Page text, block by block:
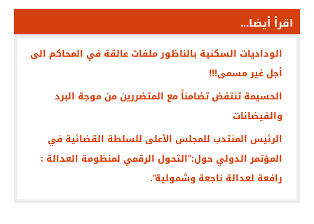
اقرأ أيضا...
الوداديات السكنية بالناظور ملفات عالقة في المحاكم الى
أجل غير مسمى!!!
الحسيمة تنتفض تضامناً مع المتضررين من موجة البرد
والفيضانات
الرئيس المنتدب للمجلس الأعلى للسلطة القضائية في
المؤتمر الدولي حول:”التحول الرقمي لمنظومة العدالة :
رافعة لعدالة ناجعة وشمولية”.